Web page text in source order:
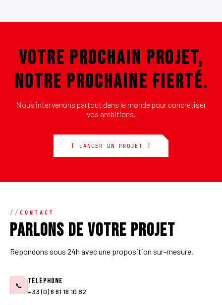
VOTRE PROCHAIN PROJET,
NOTRE PROCHAINE FIERTÉ.
Nous intervenons partout dans le monde pour concrétiser
vos ambitions.
[ LANCER UN PROJET ]
CONTACT
Parlons de votre projet
Répondons sous 24h avec une proposition sur-mesure.
📞 Téléphone
+33 (0) 6 61 16 10 82